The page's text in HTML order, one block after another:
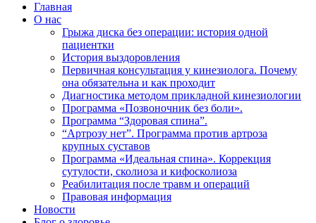
Главная
О нас
Грыжа диска без операции: история одной
пациентки
История выздоровления
Первичная консультация у кинезиолога. Почему
она обязательна и как проходит
Диагностика методом прикладной кинезиологии
Программа «Позвоночник без боли».
Программа “Здоровая спина”.
“Артрозу нет”. Программа против артроза
крупных суставов
Программа «Идеальная спина». Коррекция
сутулости, сколиоза и кифосколиоза
Реабилитация после травм и операций
Правовая информация
Новости